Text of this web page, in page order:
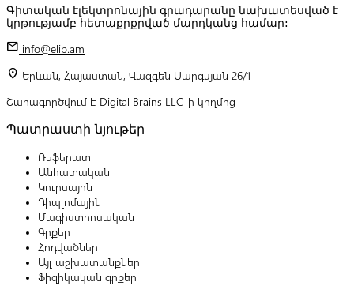
Գիտական էլեկտրոնային գրադարանը նախատեսված է
կրթությամբ հետաքրքրված մարդկանց համար:
mail info@elib.am
location_on Երևան, Հայաստան, Վազգեն Սարգսյան 26/1
Շահագործվում է Digital Brains LLC-ի կողմից
Պատրաստի նյութեր
Ռեֆերատ
Անհատական
Կուրսային
Դիպլոմային
Մագիստրոսական
Գրքեր
Հոդվածներ
Այլ աշխատանքներ
Ֆիզիկական գրքեր